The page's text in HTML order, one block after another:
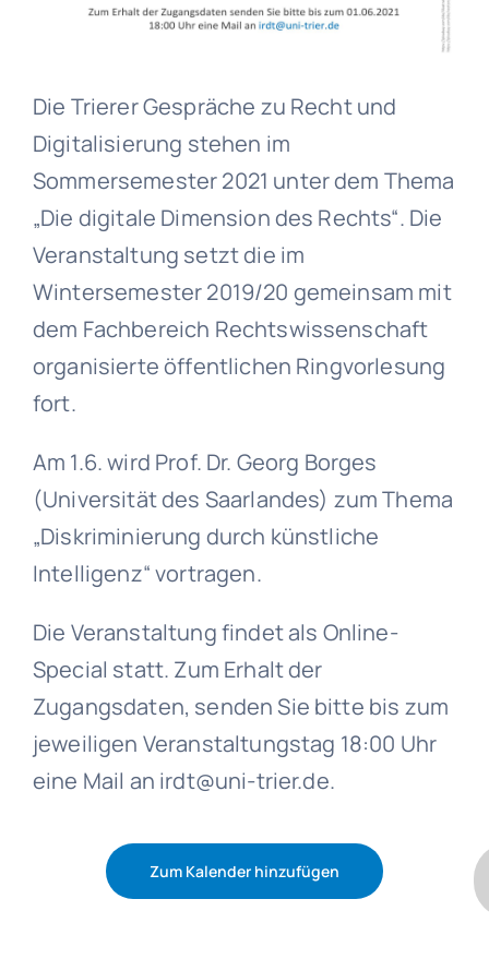
Die Trierer Gespräche zu Recht und
Digitalisierung stehen im
Sommersemester 2021 unter dem Thema
„Die digitale Dimension des Rechts“. Die
Veranstaltung setzt die im
Wintersemester 2019/20 gemeinsam mit
dem Fachbereich Rechtswissenschaft
organisierte öffentlichen Ringvorlesung
fort.
Am 1.6. wird Prof. Dr. Georg Borges
(Universität des Saarlandes) zum Thema
„Diskriminierung durch künstliche
Intelligenz“ vortragen.
Die Veranstaltung findet als Online-
Special statt. Zum Erhalt der
Zugangsdaten, senden Sie bitte bis zum
jeweiligen Veranstaltungstag 18:00 Uhr
eine Mail an irdt@uni-trier.de.
Zum Kalender hinzufügen